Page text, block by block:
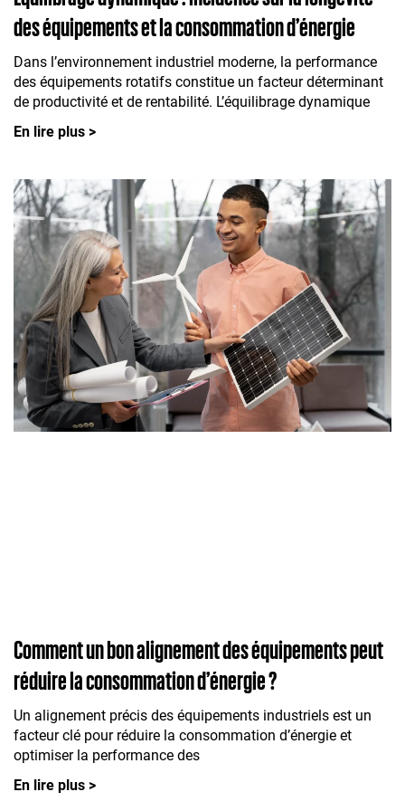
des équipements et la consommation d’énergie
Dans l’environnement industriel moderne, la performance
des équipements rotatifs constitue un facteur déterminant
de productivité et de rentabilité. L’équilibrage dynamique
En lire plus >
Comment un bon alignement des équipements peut
réduire la consommation d’énergie ?
Un alignement précis des équipements industriels est un
facteur clé pour réduire la consommation d’énergie et
optimiser la performance des
En lire plus >